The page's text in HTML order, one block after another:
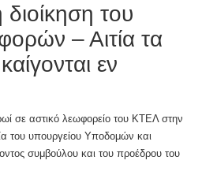
του
– Αιτία τα
εν
σε αστικό λεωφορείο του ΚΤΕΛ στην
του υπουργείου Υποδομών και
συμβούλου και του προέδρου του